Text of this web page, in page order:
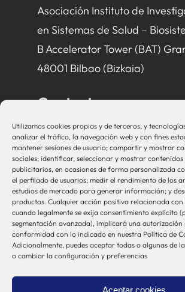
Utilizamos cookies propias y de terceros, y
analizar el tráfico, la navegación web y con fines
mantener sesiones de usuario; compartir y mostrar
sociales; identificar, seleccionar y mostrar
publicitarios, en ocasiones de forma personalizada
el perfilado de usuarios; medir el rendimiento de los
estudios de mercado para generar información; y
productos. Cualquier acción positiva relacionada
cuando legalmente se exija consentimiento explícito
segmentación avanzada), implicará una
conformidad con lo indicado en nuestra Política de
Adicionalmente, puedes aceptar todas o algunas de
o cambiar la configuración y preferencias
Aceptar cookies
Asociación Instituto de
en Sistemas de Salud –
B Accelerator Tower (BAT)
48001 Bilbao (Bizkaia)
Contacto
bio-sistemak@bio-
944 00 77 90
Otros Enlaces
Osakidetza